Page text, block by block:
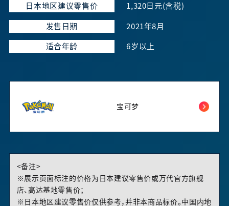
日本地区建议零售价 1,320日元(含税)
发售日期 2021年8月
适合年龄 6岁以上
宝可梦
<备注>
※展示页面标注的价格为日本建议零售价或万代官方旗舰
店、高达基地零售价；
※日本地区建议零售价仅供参考，并非本商品标价。中国内地